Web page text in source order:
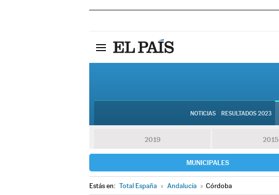
NOTICIAS RESULTADOS 2023
2019 2015
MUNICIPALES
Estás en: Total España » Andalucía » Córdoba